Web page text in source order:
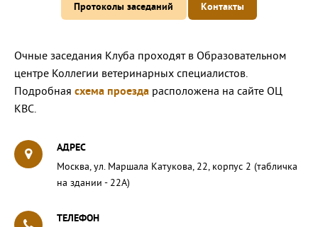
Протоколы заседаний Контакты
Очные заседания Клуба проходят в Образовательном
центре Коллегии ветеринарных специалистов.
Подробная схема проезда расположена на сайте ОЦ
КВС.
АДРЕС
Москва, ул. Маршала Катукова, 22, корпус 2 (табличка
на здании - 22А)
ТЕЛЕФОН